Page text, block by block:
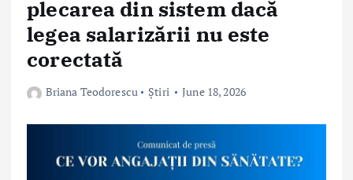
plecarea din sistem dacă
legea salarizării nu este
corectată
Briana Teodorescu Știri June 18, 2026